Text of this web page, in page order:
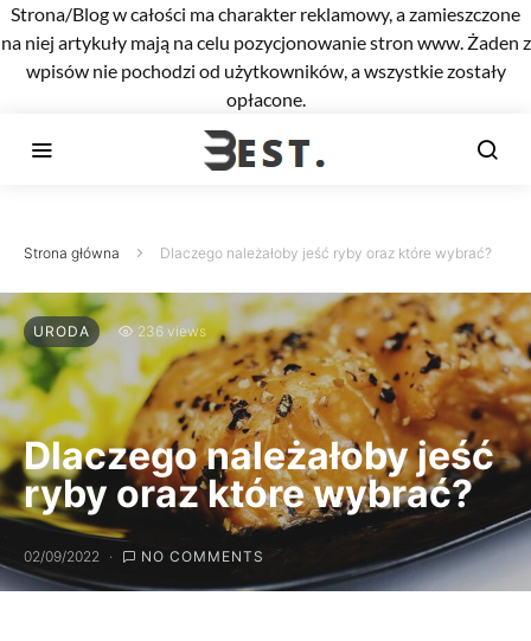
Strona/Blog w całości ma charakter reklamowy, a zamieszczone
na niej artykuły mają na celu pozycjonowanie stron www. Żaden z
wpisów nie pochodzi od użytkowników, a wszystkie zostały
opłacone.
Strona główna Dlaczego należałoby jeść ryby oraz które wybrać?
URODA 236 views
Dlaczego należałoby jeść
ryby oraz które wybrać?
02/09/2022 NO COMMENTS